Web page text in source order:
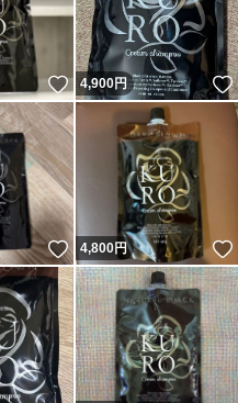
いいね！
4,900円
いいね！
4,800円